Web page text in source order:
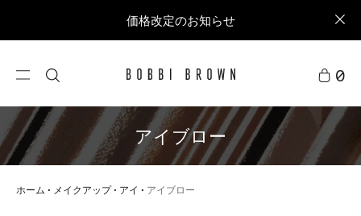
価格改定のお知らせ
0
アイブロー
ホーム メイクアップ アイ アイブロー